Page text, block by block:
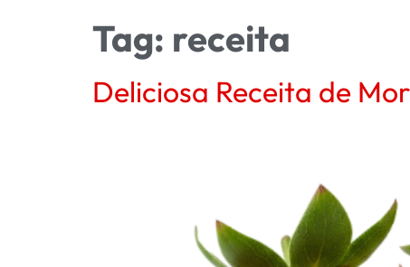
Tag: receita
Deliciosa Receita de